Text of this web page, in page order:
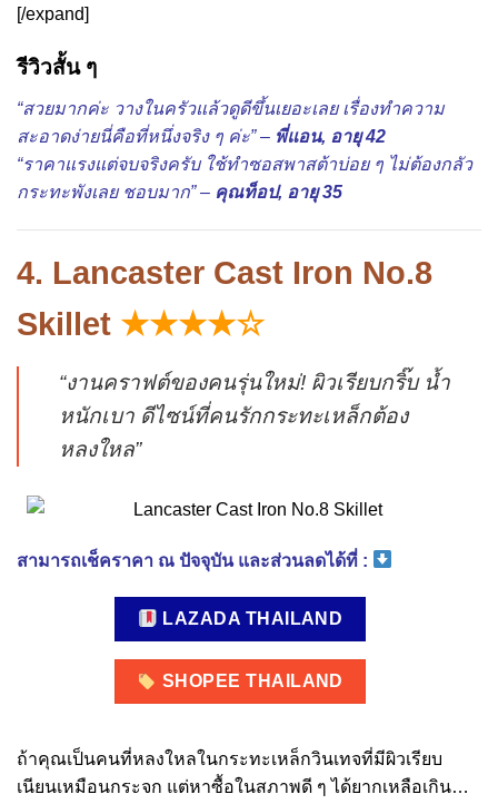
[/expand]
รีวิวสั้น ๆ
“สวยมากค่ะ วางในครัวแล้วดูดีขึ้นเยอะเลย เรื่องทำความ
สะอาดง่ายนี่คือที่หนึ่งจริง ๆ ค่ะ” – พี่แอน, อายุ 42
“ราคาแรงแต่จบจริงครับ ใช้ทำซอสพาสต้าบ่อย ๆ ไม่ต้องกลัว
กระทะพังเลย ชอบมาก” – คุณท็อป, อายุ 35
4. Lancaster Cast Iron No.8
Skillet ★★★★☆
“งานคราฟต์ของคนรุ่นใหม่! ผิวเรียบกริ๊บ น้ำ
หนักเบา ดีไซน์ที่คนรักกระทะเหล็กต้อง
หลงใหล”
สามารถเช็คราคา ณ ปัจจุบัน และส่วนลดได้ที่ :
LAZADA THAILAND
SHOPEE THAILAND
ถ้าคุณเป็นคนที่หลงใหลในกระทะเหล็กวินเทจที่มีผิวเรียบ
เนียนเหมือนกระจก แต่หาซื้อในสภาพดี ๆ ได้ยากเหลือเกิน…